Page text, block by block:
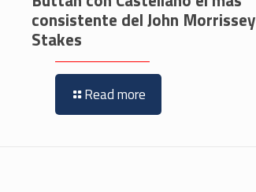
consistente del John Morrissey
Stakes
Read more